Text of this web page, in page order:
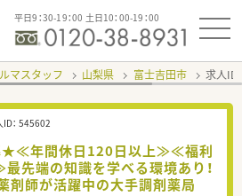
平日9：30-19：00 土日10：00-19：00
マスタッフ 山梨県 富士吉田市 求人ID
： 545602
★≪年間休日120日以上≫≪福利
先端の知識を学べる環境あり！
剤師が活躍中の大手調剤薬局